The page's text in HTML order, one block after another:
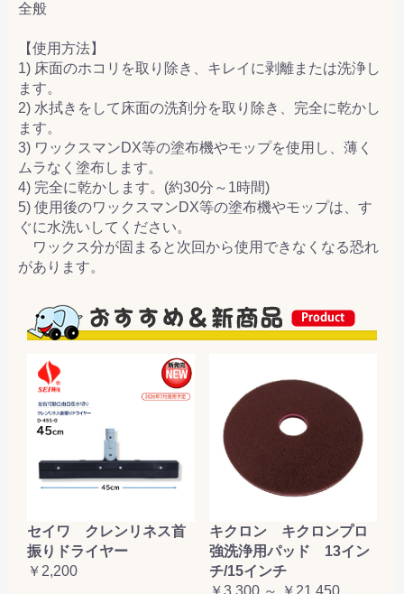
全般
【使用方法】
1) 床面のホコリを取り除き、キレイに剥離または洗浄し
ます。
2) 水拭きをして床面の洗剤分を取り除き、完全に乾かし
ます。
3) ワックスマンDX等の塗布機やモップを使用し、薄く
ムラなく塗布します。
4) 完全に乾かします。(約30分～1時間)
5) 使用後のワックスマンDX等の塗布機やモップは、す
ぐに水洗いしてください。
ワックス分が固まると次回から使用できなくなる恐れ
があります。
セイワ クレンリネス首
振りドライヤー
￥2,200
キクロン キクロンプロ
強洗浄用パッド 13イン
チ/15インチ
￥3,300 ～ ￥21,450